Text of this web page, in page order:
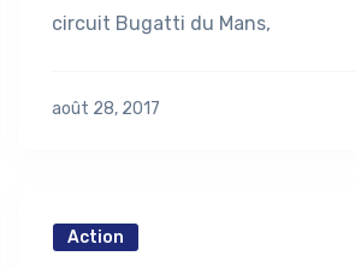
circuit Bugatti du Mans,
août 28, 2017
Action